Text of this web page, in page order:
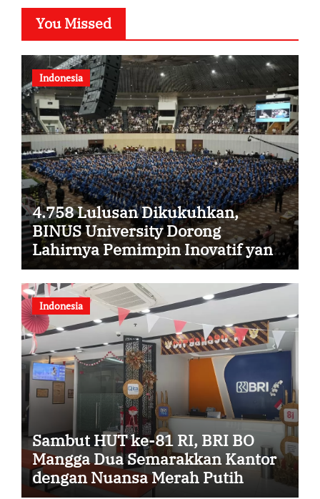
You Missed
Indonesia
4.758 Lulusan Dikukuhkan,
BINUS University Dorong
Lahirnya Pemimpin Inovatif yang
Berdampak
Indonesia
Sambut HUT ke-81 RI, BRI BO
Mangga Dua Semarakkan Kantor
dengan Nuansa Merah Putih